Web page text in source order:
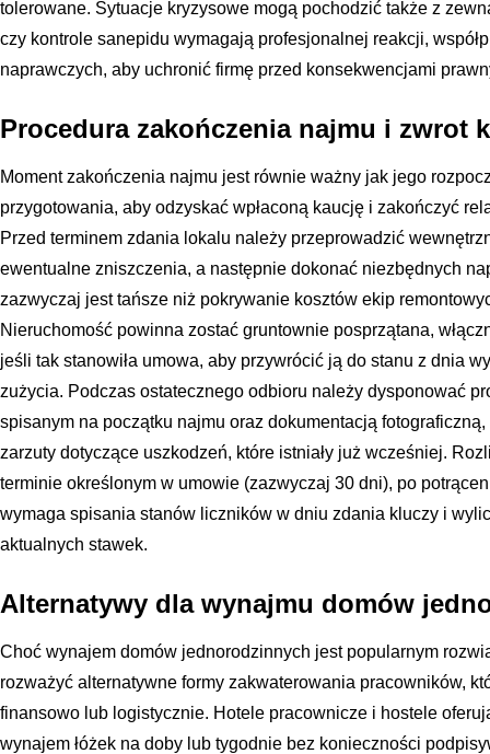
tolerowane. Sytuacje kryzysowe mogą pochodzić także z
czy kontrole sanepidu wymagają profesjonalnej reakcji,
naprawczych, aby uchronić firmę przed konsekwencjami
Procedura zakończenia najmu i zwrot
Moment zakończenia najmu jest równie ważny jak jego
przygotowania, aby odzyskać wpłaconą kaucję i zakończyć
Przed terminem zdania lokalu należy przeprowadzić
ewentualne zniszczenia, a następnie dokonać niezbędnych
zazwyczaj jest tańsze niż pokrywanie kosztów ekip
Nieruchomość powinna zostać gruntownie posprzątana,
jeśli tak stanowiła umowa, aby przywrócić ją do stanu z dnia
zużycia. Podczas ostatecznego odbioru należy dysponować
spisanym na początku najmu oraz dokumentacją
zarzuty dotyczące uszkodzeń, które istniały już wcześniej.
terminie określonym w umowie (zazwyczaj 30 dni), po
wymaga spisania stanów liczników w dniu zdania kluczy i
aktualnych stawek.
Alternatywy dla wynajmu domów
Choć wynajem domów jednorodzinnych jest popularnym
rozważyć alternatywne formy zakwaterowania pracowników,
finansowo lub logistycznie. Hotele pracownicze i hostele
wynajem łóżek na doby lub tygodnie bez konieczności